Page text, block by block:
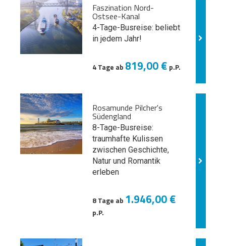
Faszination Nord-
Ostsee-Kanal
4-Tage-Busreise: beliebt
in jedem Jahr!
4 Tage ab 819,00 € p.P.
Rosamunde Pilcher's
Südengland
8-Tage-Busreise:
traumhafte Kulissen
zwischen Geschichte,
Natur und Romantik
erleben
8 Tage ab 1.946,00 €
p.P.